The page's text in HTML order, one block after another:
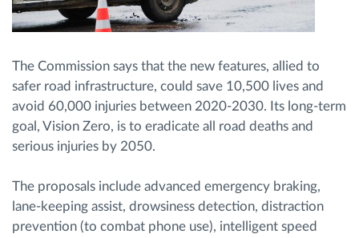
Hoe we de noden van elke vlootactiviteit
Besparingscalculator
The Commission says that the new features, allied to
safer road infrastructure, could save 10,500 lives and
avoid 60,000 injuries between 2020-2030. Its long-term
goal, Vision Zero, is to eradicate all road deaths and
serious injuries by 2050.
The proposals include advanced emergency braking,
lane-keeping assist, drowsiness detection, distraction
prevention (to combat phone use), intelligent speed